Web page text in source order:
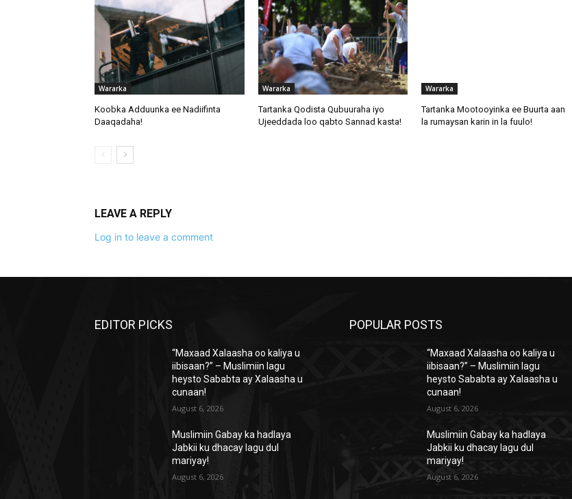
Wararka
Koobka Adduunka ee Nadiifinta
Daaqadaha!
Wararka
Tartanka Qodista Qubuuraha iyo
Ujeeddada loo qabto Sannad kasta!
Wararka
Tartanka Mootooyinka ee Buurta aan
la rumaysan karin in la fuulo!
LEAVE A REPLY
Log in to leave a comment
EDITOR PICKS
“Maxaad Xalaasha oo kaliya u
iibisaan?” – Muslimiin lagu
heysto Sababta ay Xalaasha u
cunaan!
August 6, 2026
Muslimiin Gabay ka hadlaya
Jabkii ku dhacay lagu dul
mariyay!
August 6, 2026
POPULAR POSTS
“Maxaad Xalaasha oo kaliya u
iibisaan?” – Muslimiin lagu
heysto Sababta ay Xalaasha u
cunaan!
August 6, 2026
Muslimiin Gabay ka hadlaya
Jabkii ku dhacay lagu dul
mariyay!
August 6, 2026